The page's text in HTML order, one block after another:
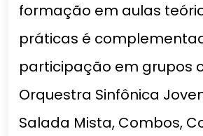
formação em aulas
práticas é
participação em grupos
Orquestra Sinfônica
Salada Mista, Combos,